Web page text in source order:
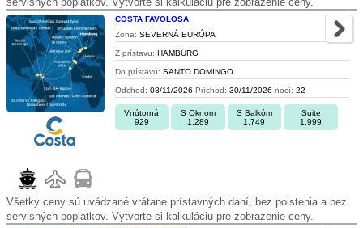
COSTA FAVOLOSA
Zona: SEVERNÁ EURÓPA
Z prístavu: HAMBURG
Do prístavu: SANTO DOMINGO
Odchod: 08/11/2026 Príchod: 30/11/2026 nocí: 22
Vnútorná
929
S Oknom
1.289
S Balkóm
1.749
Suite
1.999
Všetky ceny sú uvádzané vrátane prístavných daní, bez poistenia a bez
servisných poplatkov. Vytvorte si kalkuláciu pre zobrazenie ceny.